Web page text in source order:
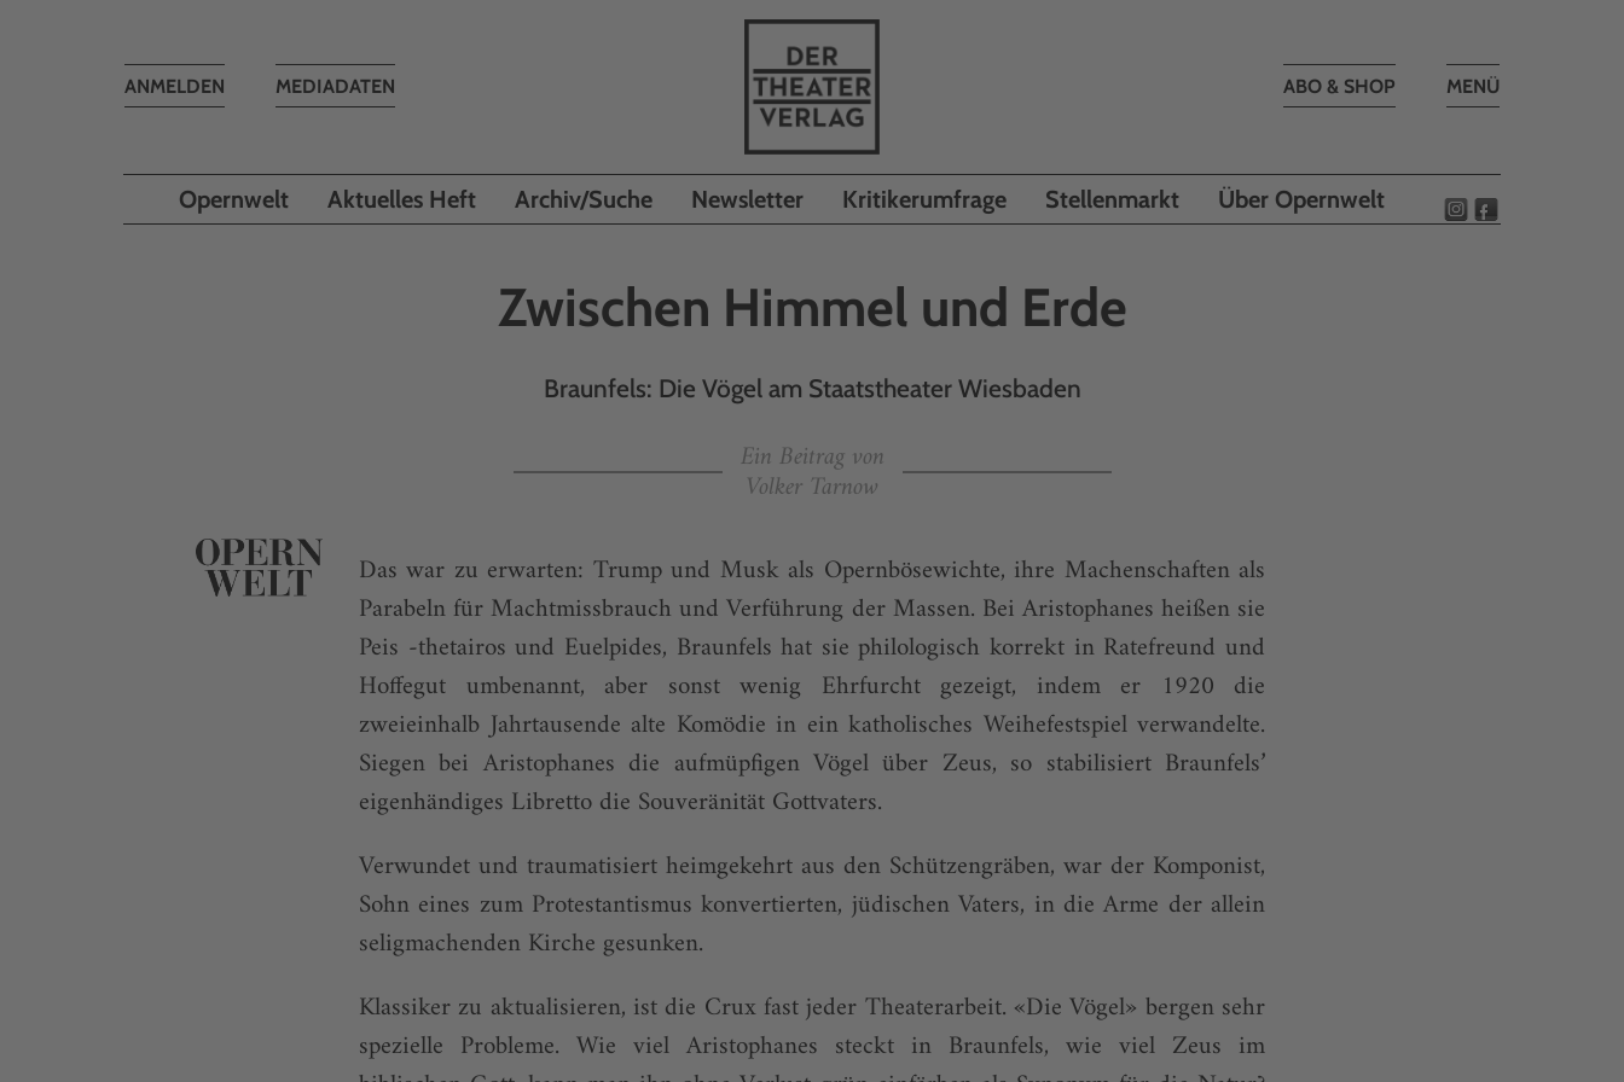
Toggle
MENÜ
ABO & SHOP
MEDIADATEN
Toggle
ANMELDEN
Opernwelt Aktuelles Heft Archiv/Suche Newsletter Kritikerumfrage Stellenmarkt Über Opernwelt
Zwischen Himmel und Erde
Braunfels: Die Vögel am Staatstheater Wiesbaden
Ein Beitrag von
Volker Tarnow
Das war zu erwarten: Trump und Musk als Opernbösewichte, ihre Machenschaften als
Parabeln für Machtmissbrauch und Verführung der Massen. Bei Aristophanes heißen sie
Peis -thetairos und Euelpides, Braunfels hat sie philologisch korrekt in Ratefreund und
Hoffegut umbenannt, aber sonst wenig Ehrfurcht gezeigt, indem er 1920 die
zweieinhalb Jahrtausende alte Komödie in ein katholisches Weihefestspiel verwandelte.
Siegen bei Aristophanes die aufmüpfigen Vögel über Zeus, so stabilisiert Braunfels’
eigenhändiges Libretto die Souveränität Gottvaters.
Verwundet und traumatisiert heimgekehrt aus den Schützengräben, war der Komponist,
Sohn eines zum Protestantismus konvertierten, jüdischen Vaters, in die Arme der allein
seligmachenden Kirche gesunken.
Klassiker zu aktualisieren, ist die Crux fast jeder Theaterarbeit. «Die Vögel» bergen sehr
spezielle Probleme. Wie viel Aristophanes steckt in Braunfels, wie viel Zeus im